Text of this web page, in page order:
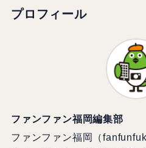
プロフィール
ファンファン福岡編集部
ファンファン福岡（